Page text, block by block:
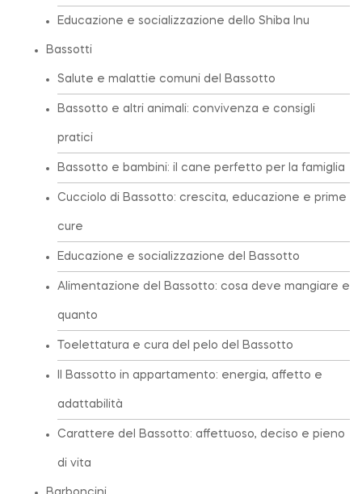
Educazione e socializzazione dello Shiba Inu
Bassotti
Salute e malattie comuni del Bassotto
Bassotto e altri animali: convivenza e consigli
pratici
Bassotto e bambini: il cane perfetto per la famiglia
Cucciolo di Bassotto: crescita, educazione e prime
cure
Educazione e socializzazione del Bassotto
Alimentazione del Bassotto: cosa deve mangiare e
quanto
Toelettatura e cura del pelo del Bassotto
Il Bassotto in appartamento: energia, affetto e
adattabilità
Carattere del Bassotto: affettuoso, deciso e pieno
di vita